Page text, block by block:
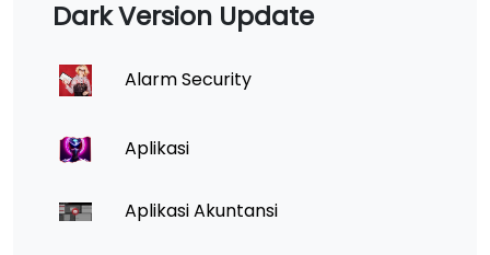
Dark Version Update
Alarm Security
Aplikasi
Aplikasi Akuntansi